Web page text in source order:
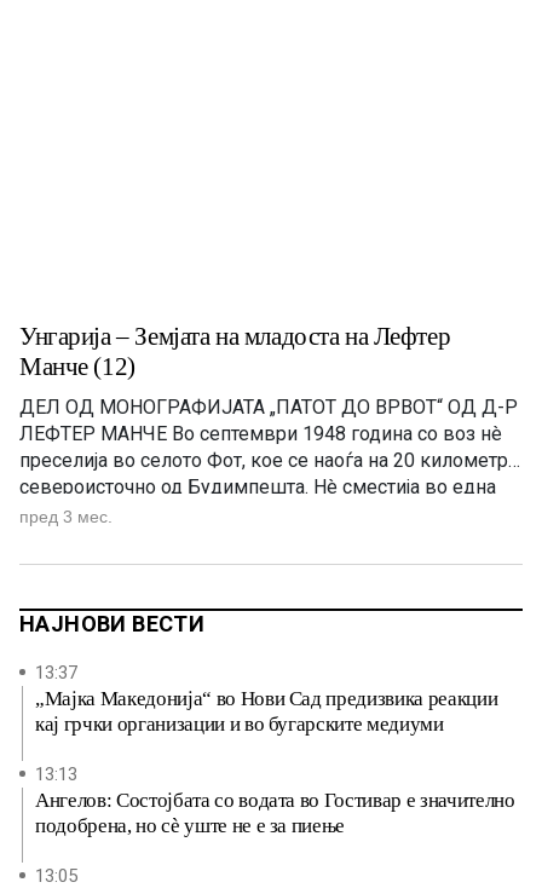
Унгарија – Земјата на младоста на Лефтер
Манче (12)
ДЕЛ ОД МОНОГРАФИЈАТА „ПАТОТ ДО ВРВОТ“ OД Д-Р
ЛЕФТЕР МАНЧЕ Во септември 1948 година со воз нè
преселија во селото Фот, кое се наоѓа на 20 километри
североисточно од Будимпешта. Нè сместија во една
палата на еден кат, изградена во барокен стил. Пред
градина. Во мал стан на […]
пред 3 мес.
НАЈНОВИ ВЕСТИ
13:37
„Мајка Македонија“ во Нови Сад предизвика реакции
кај грчки организации и во бугарските медиуми
13:13
Ангелов: Состојбата со водата во Гостивар е значително
подобрена, но сè уште не е за пиење
13:05